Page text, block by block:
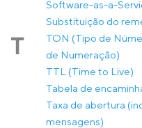
Software-as-a-
Substituição do
T
TON (Tipo de
de Numeração)
TTL (Time to Live)
Tabela de
Taxa de abertura
mensagens)